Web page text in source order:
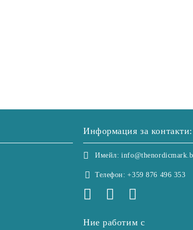
Информация за контакти:
Имейл:
Телефон: +359 876 496 353
Ние работим с